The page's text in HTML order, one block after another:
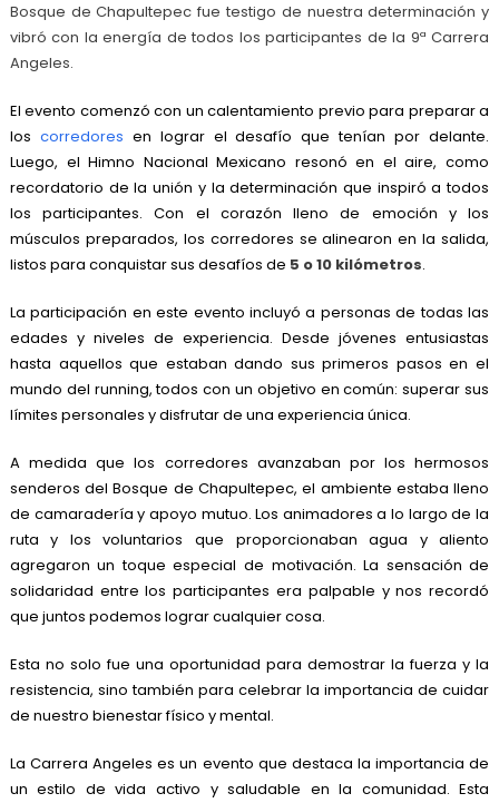
Bosque de Chapultepec fue testigo de nuestra determinación y
vibró con la energía de todos los participantes de la 9ª Carrera
Angeles.
El evento comenzó con un calentamiento previo para preparar a
los corredores en lograr el desafío que tenían por delante.
Luego, el Himno Nacional Mexicano resonó en el aire, como
recordatorio de la unión y la determinación que inspiró a todos
los participantes. Con el corazón lleno de emoción y los
músculos preparados, los corredores se alinearon en la salida,
listos para conquistar sus desafíos de 5 o 10 kilómetros.
La participación en este evento incluyó a personas de todas las
edades y niveles de experiencia. Desde jóvenes entusiastas
hasta aquellos que estaban dando sus primeros pasos en el
mundo del running, todos con un objetivo en común: superar sus
límites personales y disfrutar de una experiencia única.
A medida que los corredores avanzaban por los hermosos
senderos del Bosque de Chapultepec, el ambiente estaba lleno
de camaradería y apoyo mutuo. Los animadores a lo largo de la
ruta y los voluntarios que proporcionaban agua y aliento
agregaron un toque especial de motivación. La sensación de
solidaridad entre los participantes era palpable y nos recordó
que juntos podemos lograr cualquier cosa.
Esta no solo fue una oportunidad para demostrar la fuerza y la
resistencia, sino también para celebrar la importancia de cuidar
de nuestro bienestar físico y mental.
La Carrera Angeles es un evento que destaca la importancia de
un estilo de vida activo y saludable en la comunidad. Esta